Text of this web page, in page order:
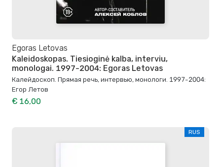
Egoras Letovas
Kaleidoskopas. Tiesioginė kalba, interviu,
monologai. 1997-2004: Egoras Letovas
Калейдоскоп. Прямая речь, интервью, монологи. 1997-2004:
Егор Летов
€ 16,00
RUS